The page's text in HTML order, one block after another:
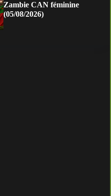
Zambie CAN féminine
(05/08/2026)